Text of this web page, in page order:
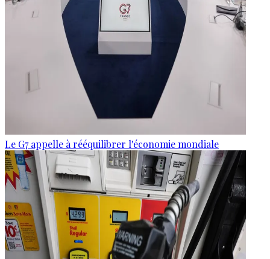
Le G7 appelle à rééquilibrer l'économie mondiale